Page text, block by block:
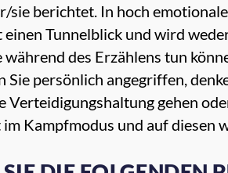
berichtet. In hoch
Tunnelblick und wird
des Erzählens tun
persönlich angegriffen,
Verteidigungshaltung gehen
Kampfmodus und auf diesen